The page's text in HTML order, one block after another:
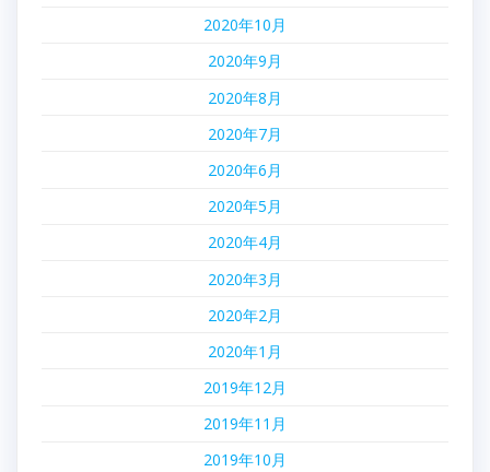
2020年10月
2020年9月
2020年8月
2020年7月
2020年6月
2020年5月
2020年4月
2020年3月
2020年2月
2020年1月
2019年12月
2019年11月
2019年10月